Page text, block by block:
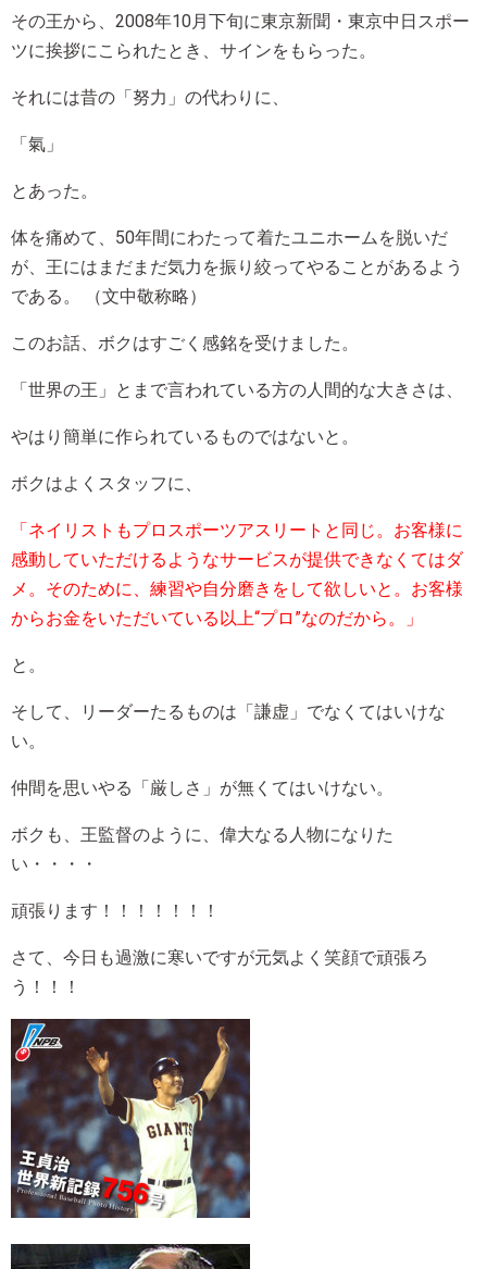
その王から、2008年10月下旬に東京新聞・東京中日スポー
ツに挨拶にこられたとき、サインをもらった。
それには昔の「努力」の代わりに、
「氣」
とあった。
体を痛めて、50年間にわたって着たユニホームを脱いだ
が、王にはまだまだ気力を振り絞ってやることがあるよう
である。 （文中敬称略）
このお話、ボクはすごく感銘を受けました。
「世界の王」とまで言われている方の人間的な大きさは、
やはり簡単に作られているものではないと。
ボクはよくスタッフに、
「ネイリストもプロスポーツアスリートと同じ。お客様に
感動していただけるようなサービスが提供できなくてはダ
メ。そのために、練習や自分磨きをして欲しいと。お客様
からお金をいただいている以上“プロ”なのだから。」
と。
そして、リーダーたるものは「謙虚」でなくてはいけな
い。
仲間を思いやる「厳しさ」が無くてはいけない。
ボクも、王監督のように、偉大なる人物になりた
い・・・・
頑張ります！！！！！！！
さて、今日も過激に寒いですが元気よく笑顔で頑張ろ
う！！！